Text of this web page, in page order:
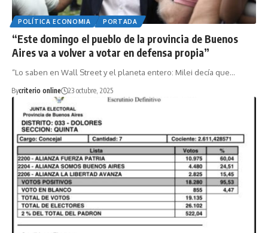
POLÍTICA ECONOMIA PORTADA
“Este domingo el pueblo de la provincia de Buenos
Aires va a volver a votar en defensa propia”
“Lo saben en Wall Street y el planeta entero: Milei decía que…
Bycriterio online 23 octubre, 2025